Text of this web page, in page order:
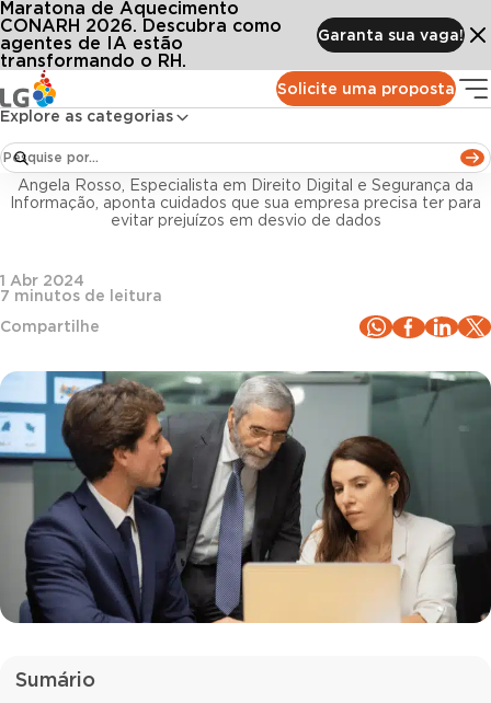
Solicite uma proposta
Explore as categorias
Maratona de Aquecimento
CONARH 2026. Descubra como
agentes de IA estão
transformando o RH.
Garanta sua vaga!
Conteúdos Blog LG
Segurança da informação no RH: 6 pontos de atenção
Gestão de pessoas
Segurança da informação no RH: 6 pontos de
atenção
Angela Rosso, Especialista em Direito Digital e Segurança da
Informação, aponta cuidados que sua empresa precisa ter para
evitar prejuízos em desvio de dados
1 Abr 2024
7 minutos de leitura
Compartilhe
Sumário